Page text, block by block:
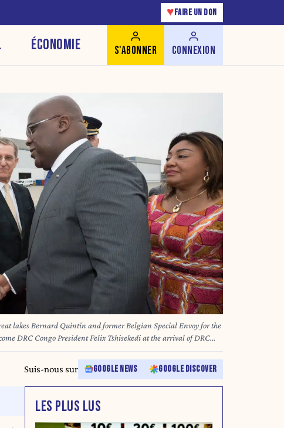
♥ FAIRE UN DON
ÉCONOMIE S'ABONNER CONNEXION
lakes Bernard Quintin and former Belgian Special Envoy for the
DRC Congo President Felix Tshisekedi at the arrival of DRC
of several days in Belgium, Monday 16 September 2019, in
PHOTO POOL BENOIT DOPPAGNE
Suis-nous sur GOOGLE NEWS GOOGLE DISCOVER
LES PLUS LUS